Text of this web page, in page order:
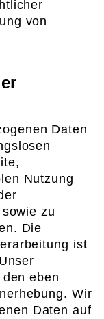
von
Daten
Nutzung
zu
Die
ist
eben
Wir
Daten auf